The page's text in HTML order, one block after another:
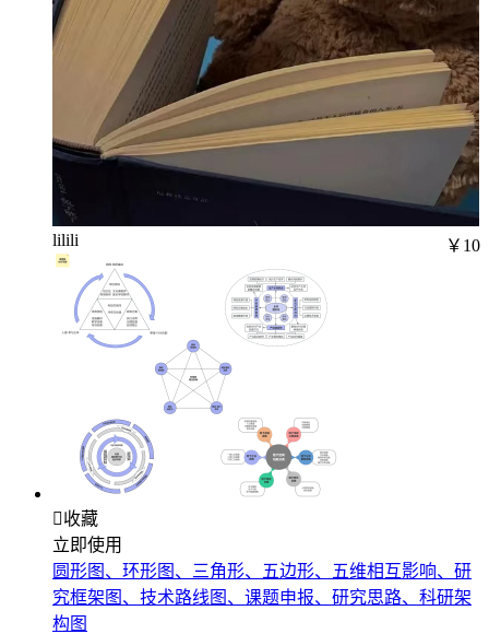
lilili ￥10
收藏
立即使用
圆形图、环形图、三角形、五边形、五维相互影响、研
究框架图、技术路线图、课题申报、研究思路、科研架
构图